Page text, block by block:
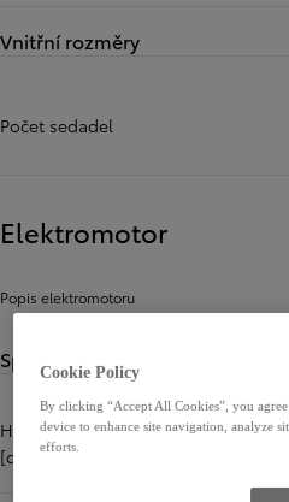
Vnitřní rozměry
Počet sedadel
Elektromotor
Popis elektromotoru
Spotřeba paliva a emise CO2
Hladina hluku jedoucího vozu
[dB(A)]
Cookie Policy
By clicking “Accept All Cookies”, you
device to enhance site navigation, analyze
efforts.